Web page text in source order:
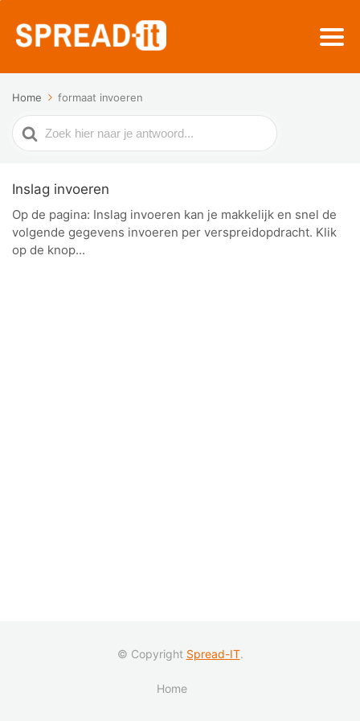
Home formaat invoeren
Zoek
naar
Inslag invoeren
Op de pagina: Inslag invoeren kan je makkelijk en snel de
volgende gegevens invoeren per verspreidopdracht. Klik
op de knop...
© Copyright Spread-IT.
Home